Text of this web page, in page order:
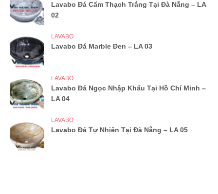
Lavabo Đá Cẩm Thạch Trắng Tại Đà Nẵng – LA
02
LAVABO
Lavabo Đá Marble Đen – LA 03
LAVABO
Lavabo Đá Ngọc Nhập Khẩu Tại Hồ Chí Minh –
LA 04
LAVABO
Lavabo Đá Tự Nhiên Tại Đà Nẵng – LA 05